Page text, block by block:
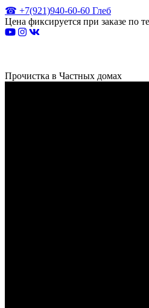
☎ +7(921)940-60-60 Глеб
Цена фиксируется при заказе по
Прочистка в Частных домах